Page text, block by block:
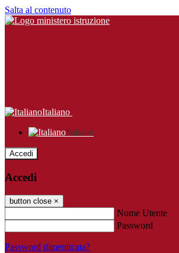
Salta al contenuto
Italiano
Italiano
Accedi
Accedi
button close ×
Nome Utente
Password
Password dimenticata?